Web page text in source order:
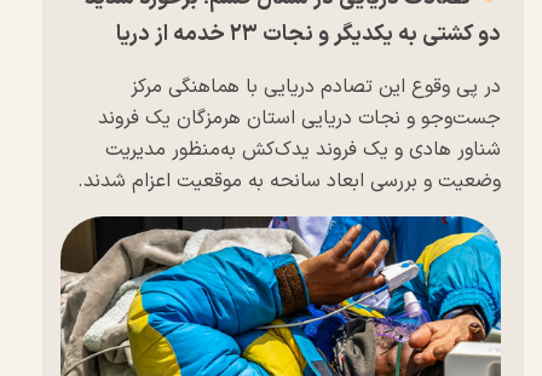
دو کشتی به یکدیگر و نجات ۲۳ خدمه از دریا
در پی وقوع این تصادم دریایی با هماهنگی مرکز
جست‌و‌جو و نجات دریایی استان هرمزگان یک فروند
شناور هادی و یک فروند یدک‌کش به‌منظور مدیریت
وضعیت و بررسی ابعاد سانحه به موقعیت اعزام شدند.